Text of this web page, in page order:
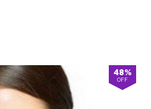
48%
OFF